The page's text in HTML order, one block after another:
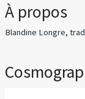
À propos
Blandine Longre,